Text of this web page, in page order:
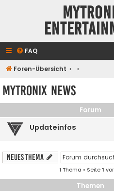
FAQ
Foren-Übersicht
Mytronix News
Forum
Updateinfos
Neues Thema
1 Thema • Seite1
Themen